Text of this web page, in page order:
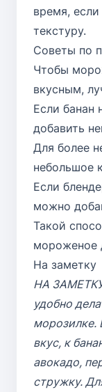
время,
текстуру.
Советы по
Чтобы
вкусным,
Если банан
добавить
Для более
небольшое
Если
можно
Такой
мороженое
На заметку
НА
удобно
морозилке.
вкус, к
авокадо,
стружку.